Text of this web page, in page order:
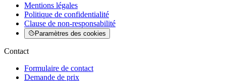
Mentions légales
Politique de confidentialité
Clause de non-responsabilité
Paramètres des cookies
Contact
Formulaire de contact
Demande de prix